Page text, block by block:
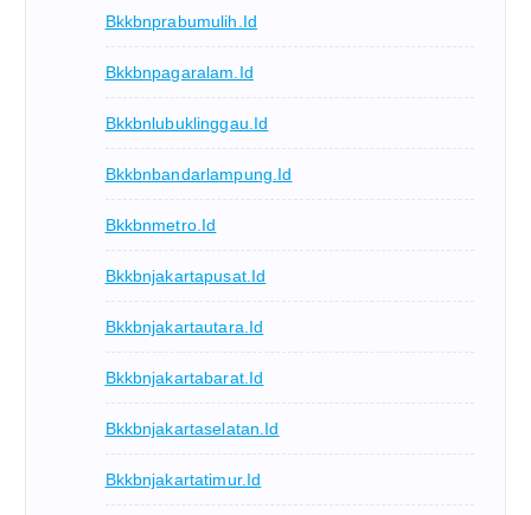
Bkkbnprabumulih.id
Bkkbnpagaralam.id
Bkkbnlubuklinggau.id
Bkkbnbandarlampung.id
Bkkbnmetro.id
Bkkbnjakartapusat.id
Bkkbnjakartautara.id
Bkkbnjakartabarat.id
Bkkbnjakartaselatan.id
Bkkbnjakartatimur.id